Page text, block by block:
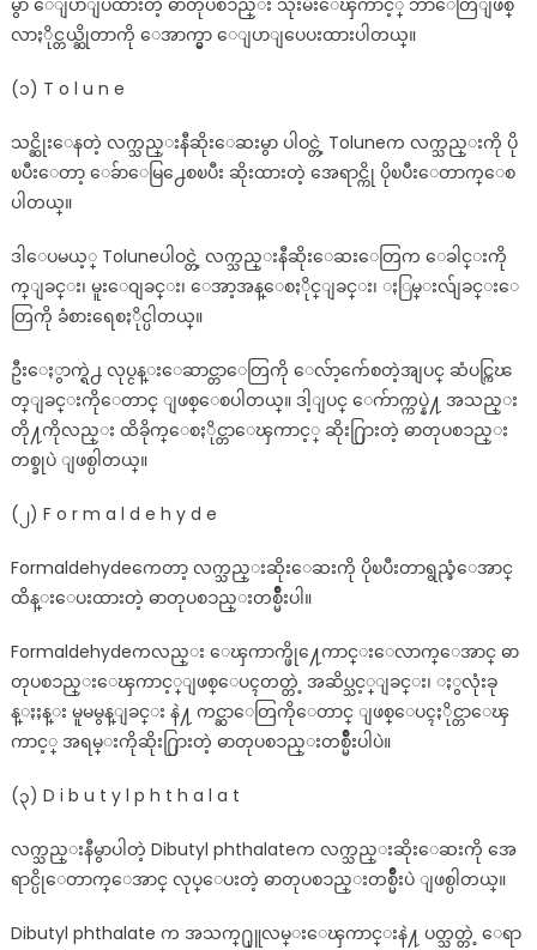
လာႏိုင္တယ္ဆိုတာကို ေအာက္မွာ ေျပာျပေပးထားပါတယ္။
(၁) T o l u n e
သင္ဆိုးေနတဲ့ လက္သည္းနီဆိုးေဆးမွာ ပါဝင္တဲ့ Toluneက လက္သည္းကို ပို
ၿပီးေတာ့ ေခ်ာေမြ႕ေစၿပီး ဆိုးထားတဲ့ အေရာင္ကို ပိုၿပီးေတာက္ေစ
ပါတယ္။
ဒါေပမယ့္ Toluneပါဝင္တဲ့ လက္သည္းနီဆိုးေဆးေတြက ေခါင္းကို
က္ျခင္း၊ မူးေဝျခင္း၊ ေအာ့အန္ေစႏိုင္ျခင္း၊ ႏြမ္းလ်ျခင္းေ
တြကို ခံစားရေစႏိုင္ပါတယ္။
ဦးေႏွာက္ရဲ႕ လုပ္ငန္းေဆာင္တာေတြကို ေလ်ာ့က်ေစတဲ့အျပင္ ဆံပင္ကြၽ
တ္ျခင္းကိုေတာင္ ျဖစ္ေစပါတယ္။ ဒါ့ျပင္ ေက်ာက္ကပ္နဲ႔ အသည္း
တို႔ကိုလည္း ထိခိုက္ေစႏိုင္တာေၾကာင့္ ဆိုး႐ြားတဲ့ ဓာတုပစၥည္း
တစ္ခုပဲ ျဖစ္ပါတယ္။
(၂) F o r m a l d e h y d e
Formaldehydeကေတာ့ လက္သည္းဆိုးေဆးကို ပိုၿပီးတာရွည္ခံေအာင္
ထိန္းေပးထားတဲ့ ဓာတုပစၥည္းတစ္မ်ိဳးပါ။
Formaldehydeကလည္း ေၾကာက္ဖို႔ေကာင္းေလာက္ေအာင္ ဓာ
တုပစၥည္းေၾကာင့္ျဖစ္ေပၚတတ္တဲ့ အဆိပ္သင့္ျခင္း၊ ႏွလုံးခု
န္ႏႈန္း မူမမွန္ျခင္း နဲ႔ ကင္ဆာေတြကိုေတာင္ ျဖစ္ေပၚႏိုင္တာေၾ
ကာင့္ အရမ္းကိုဆိုး႐ြားတဲ့ ဓာတုပစၥည္းတစ္မ်ိဳးပါပဲ။
(၃) D i b u t y l p h t h a l a t
လက္သည္းနီမွာပါတဲ့ Dibutyl phthalateက လက္သည္းဆိုးေဆးကို အေ
ရာင္ပိုေတာက္ေအာင္ လုပ္ေပးတဲ့ ဓာတုပစၥည္းတစ္မ်ိဳးပဲ ျဖစ္ပါတယ္။
Dibutyl phthalate က အသက္႐ုူလမ္းေၾကာင္းနဲ႔ ပတ္သတ္တဲ့ ေရာ